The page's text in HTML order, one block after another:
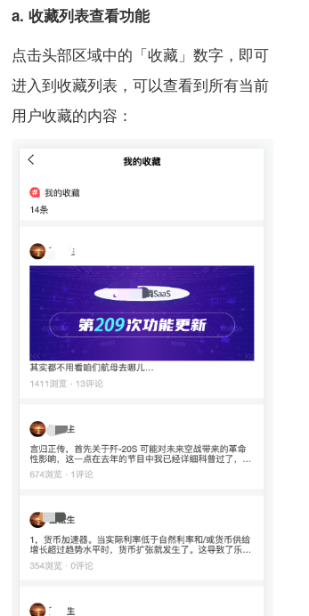
a. 收藏列表查看功能
点击头部区域中的「收藏」数字，即可
进入到收藏列表，可以查看到所有当前
用户收藏的内容：